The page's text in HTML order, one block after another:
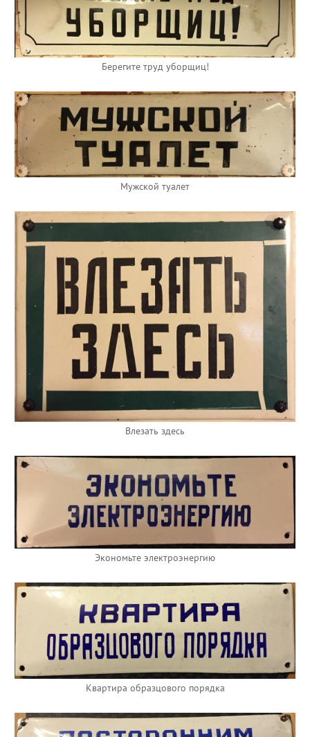
Берегите труд уборщиц!
Мужской туалет
Влезать здесь
Экономьте электроэнергию
Квартира образцового порядка